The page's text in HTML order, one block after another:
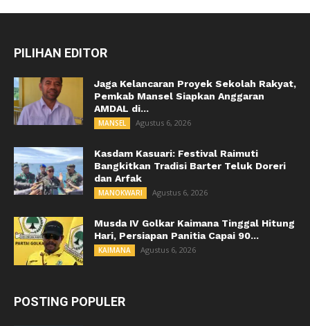
PILIHAN EDITOR
Jaga Kelancaran Proyek Sekolah Rakyat,
Pemkab Mansel Siapkan Anggaran
AMDAL di...
MANSEL Agustus 6, 2026
Kasdam Kasuari: Festival Raimuti
Bangkitkan Tradisi Barter Teluk Doreri
dan Arfak
MANOKWARI Agustus 6, 2026
Musda IV Golkar Kaimana Tinggal Hitung
Hari, Persiapan Panitia Capai 90...
KAIMANA Agustus 6, 2026
POSTING POPULER